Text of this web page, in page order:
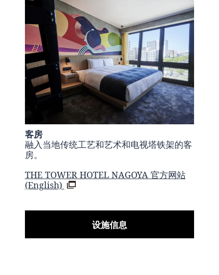
客房
融入当地传统工艺和艺术和电视塔铁架的客
房。
THE TOWER HOTEL NAGOYA 官方网站
(English)
设施信息